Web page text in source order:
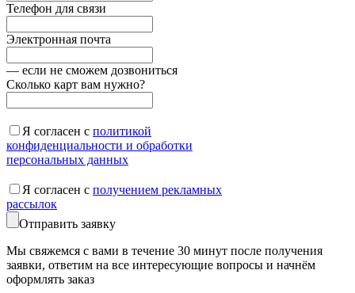
Телефон для связи
Электронная почта
— если не сможем дозвониться
Сколько карт вам нужно?
Я согласен с политикой
конфиденциальности и обработки
персональных данных
Я согласен с получением рекламных
рассылок
Отправить заявку
Мы свяжемся с вами в течение 30 минут после получения
заявки, ответим на все интересующие вопросы и начнём
оформлять заказ